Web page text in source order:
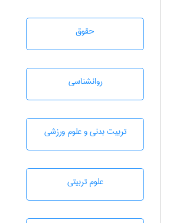
حقوق
روانشناسی
تربيت بدنی و علوم ورزشی
علوم تربيتی